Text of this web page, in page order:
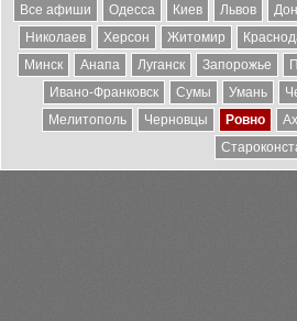
Все афиши Одесса Киев Львов
Николаев
Херсон Житомир
Минск
Анапа Луганск Запорожье
Ивано-Франковск
Сумы Умань
Мелитополь
Черновцы Ровно